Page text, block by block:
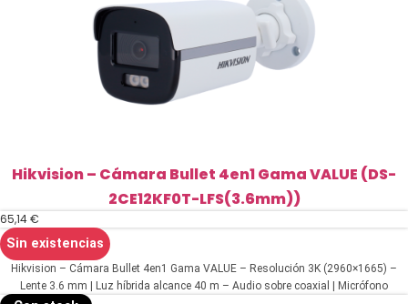
Hikvision – Cámara Bullet 4en1 Gama VALUE (DS-
2CE12KF0T-LFS(3.6mm))
65,14€
Sin existencias
Hikvision – Cámara Bullet 4en1 Gama VALUE – Resolución 3K (2960×1665) –
Lente 3.6 mm | Luz híbrida alcance 40 m – Audio sobre coaxial | Micrófono